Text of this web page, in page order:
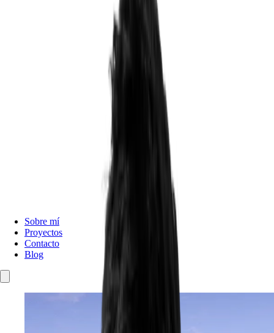
Sobre mí
Proyectos
Contacto
Blog